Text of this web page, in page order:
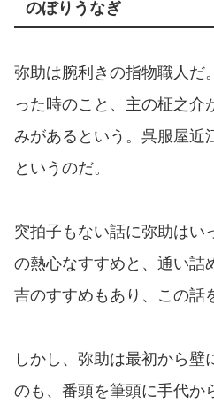
のぼりうなぎ
弥助は腕利きの指物職人だ
った時のこと、主の柾之介
みがあるという。呉服屋近
というのだ。
突拍子もない話に弥助はい
の熱心なすすめと、通い詰
吉のすすめもあり、この話
しかし、弥助は最初から壁
のも、番頭を筆頭に手代か